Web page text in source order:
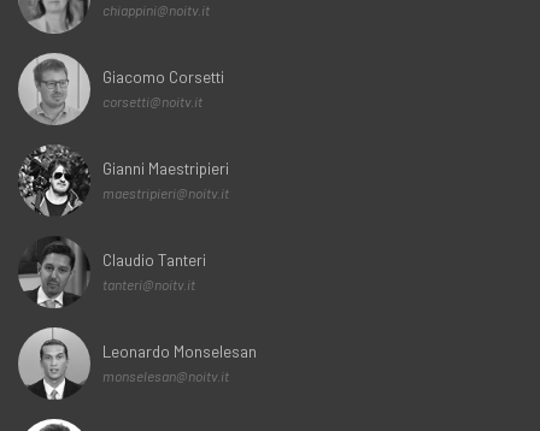
chiappini@noitv.it
Giacomo Corsetti
corsetti@noitv.it
Gianni Maestripieri
maestripieri@noitv.it
Claudio Tanteri
tanteri@noitv.it
Leonardo Monselesan
monselesan@noitv.it